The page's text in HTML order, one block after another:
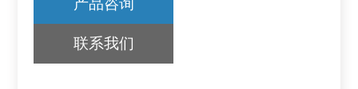
产品咨询
联系我们